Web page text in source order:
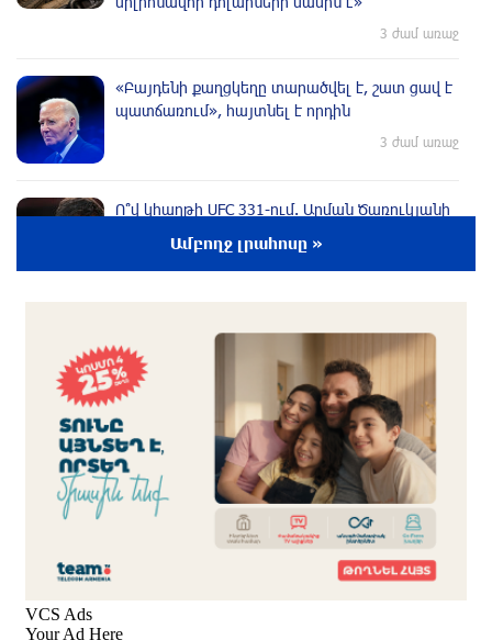
3 ժամ առաջ
«Բայդենի քաղցկեղը տարածվել է, շատ ցավ է
պատճառում», հայտնել է որդին
3 ժամ առաջ
Ո՞վ կհաղթի UFC 331-ում. Արման Ծառուկյանի
գործակիցները հայտնի են
Վթարային ջրանջատումներ. ո՞ր հասցեներում
ջուր չի լինի` օգոստոսի 9-ին
3 ժամ առաջ
Տարադրամի փոխարժեքները օգոստոսի 9-ին
3 ժամ առաջ
ՀՀ տարածքում ավտոճանապարհներն
Ամբողջ լրահոսը »